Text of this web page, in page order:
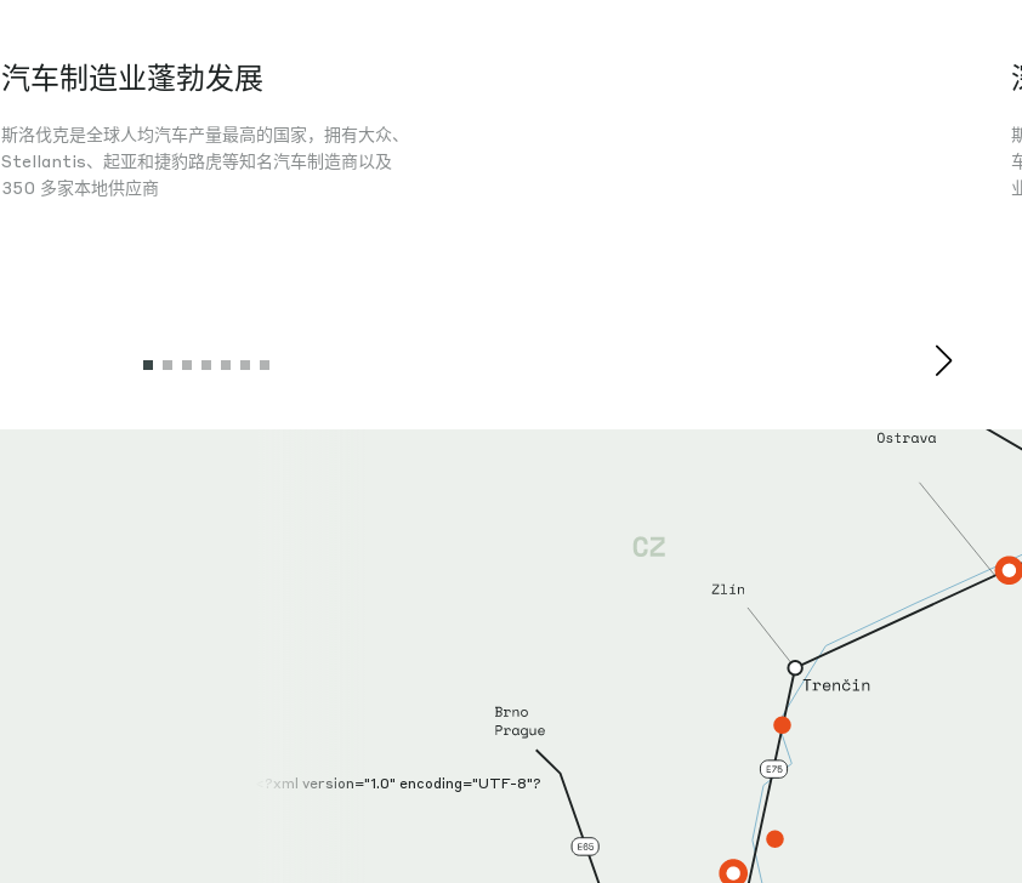
汽车制造业蓬勃发展
斯洛伐克是全球人均汽车产量最高的国家，拥有大众、
Stellantis、起亚和捷豹路虎等知名汽车制造商以及
350 多家本地供应商
<?xml version="1.0" encoding="UTF-8"?